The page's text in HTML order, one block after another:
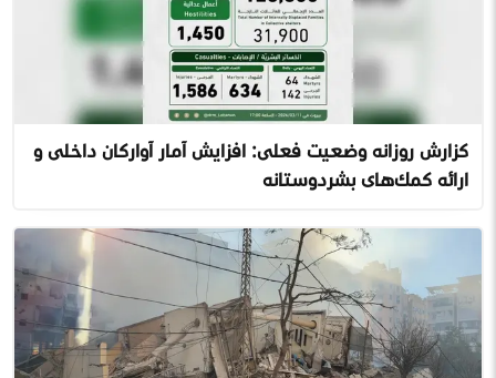
گزارش روزانه وضعیت فعلی: افزایش آمار آوارگان داخلی و
ارائه کمک‌های بشردوستانه